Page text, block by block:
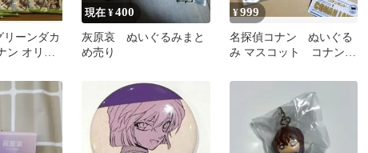
リーンダカ
ン オリジ
現在 ¥400
灰原哀 ぬいぐるみまと
め売り
¥999
名探偵コナン ぬいぐる
み マスコット コナン